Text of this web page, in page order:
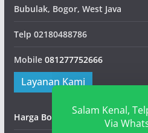
Bubulak, Bogor, West Java
Telp 02180488786
Mobile 081277752666
Layanan Kami
Harga Borongan Bangunan
Salam Kenal,
Via